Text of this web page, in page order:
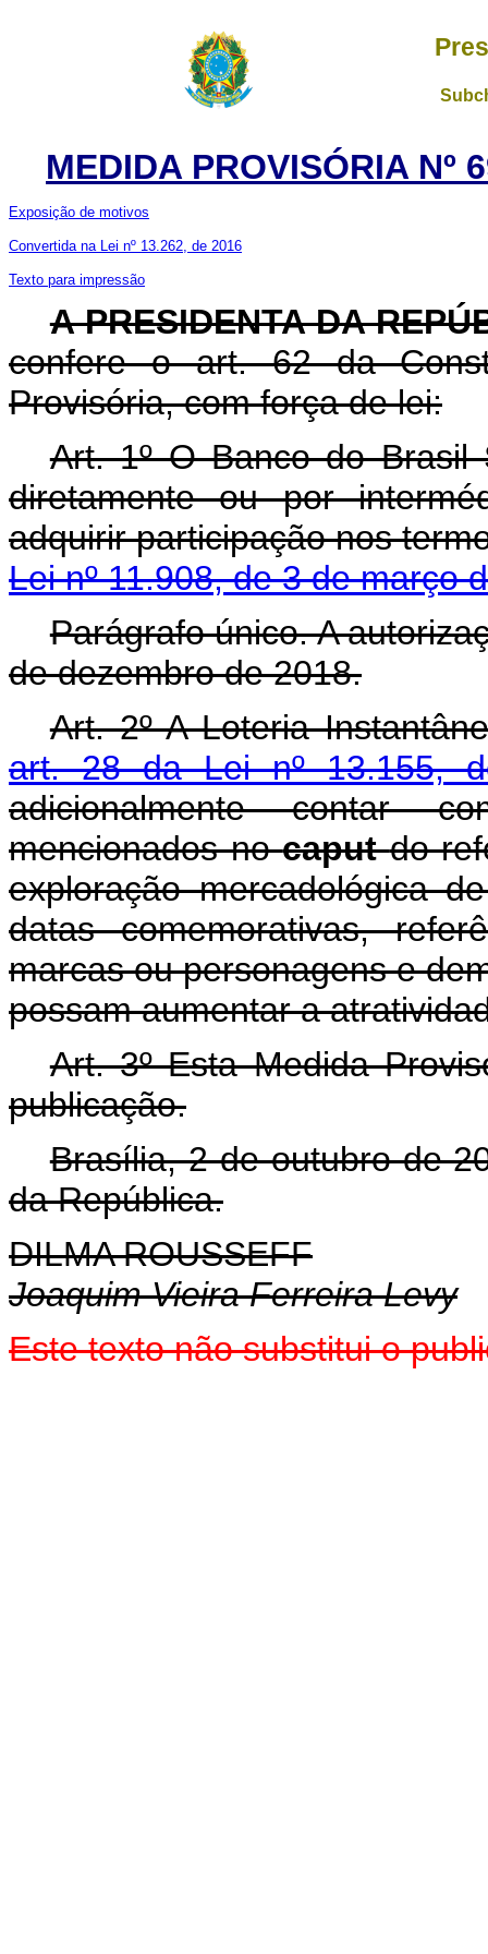
MEDIDA PROVISÓRIA Nº
Exposição de motivos
Convertida na Lei nº 13.262, de 2016
Texto para impressão
A PRESIDENTA DA
confere o art. 62 da
Provisória, com força de lei:
Art. 1º O Banco do Brasil
diretamente ou por
adquirir participação nos
Lei nº 11.908, de 3 de março
Parágrafo único. A
de dezembro de 2018.
Art. 2º A Loteria
art. 28 da Lei nº 13.155,
adicionalmente contar
mencionados nocaputdo
exploração mercadológica
datas comemorativas,
marcas ou personagens e
possam aumentar a
Art. 3º Esta Medida
publicação.
Brasília, 2 de outubro de
da República.
DILMA ROUSSEFF
Joaquim Vieira Ferreira Levy
Este texto não substitui o